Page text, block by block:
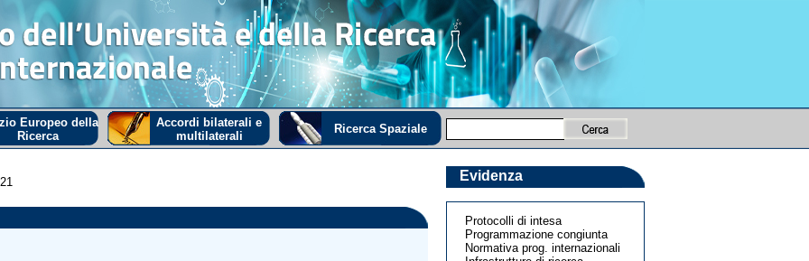
Europeo della
Ricerca
Accordi bilaterali e
multilaterali
Ricerca Spaziale
Evidenza
Protocolli di intesa
Programmazione congiunta
Normativa prog. internazionali